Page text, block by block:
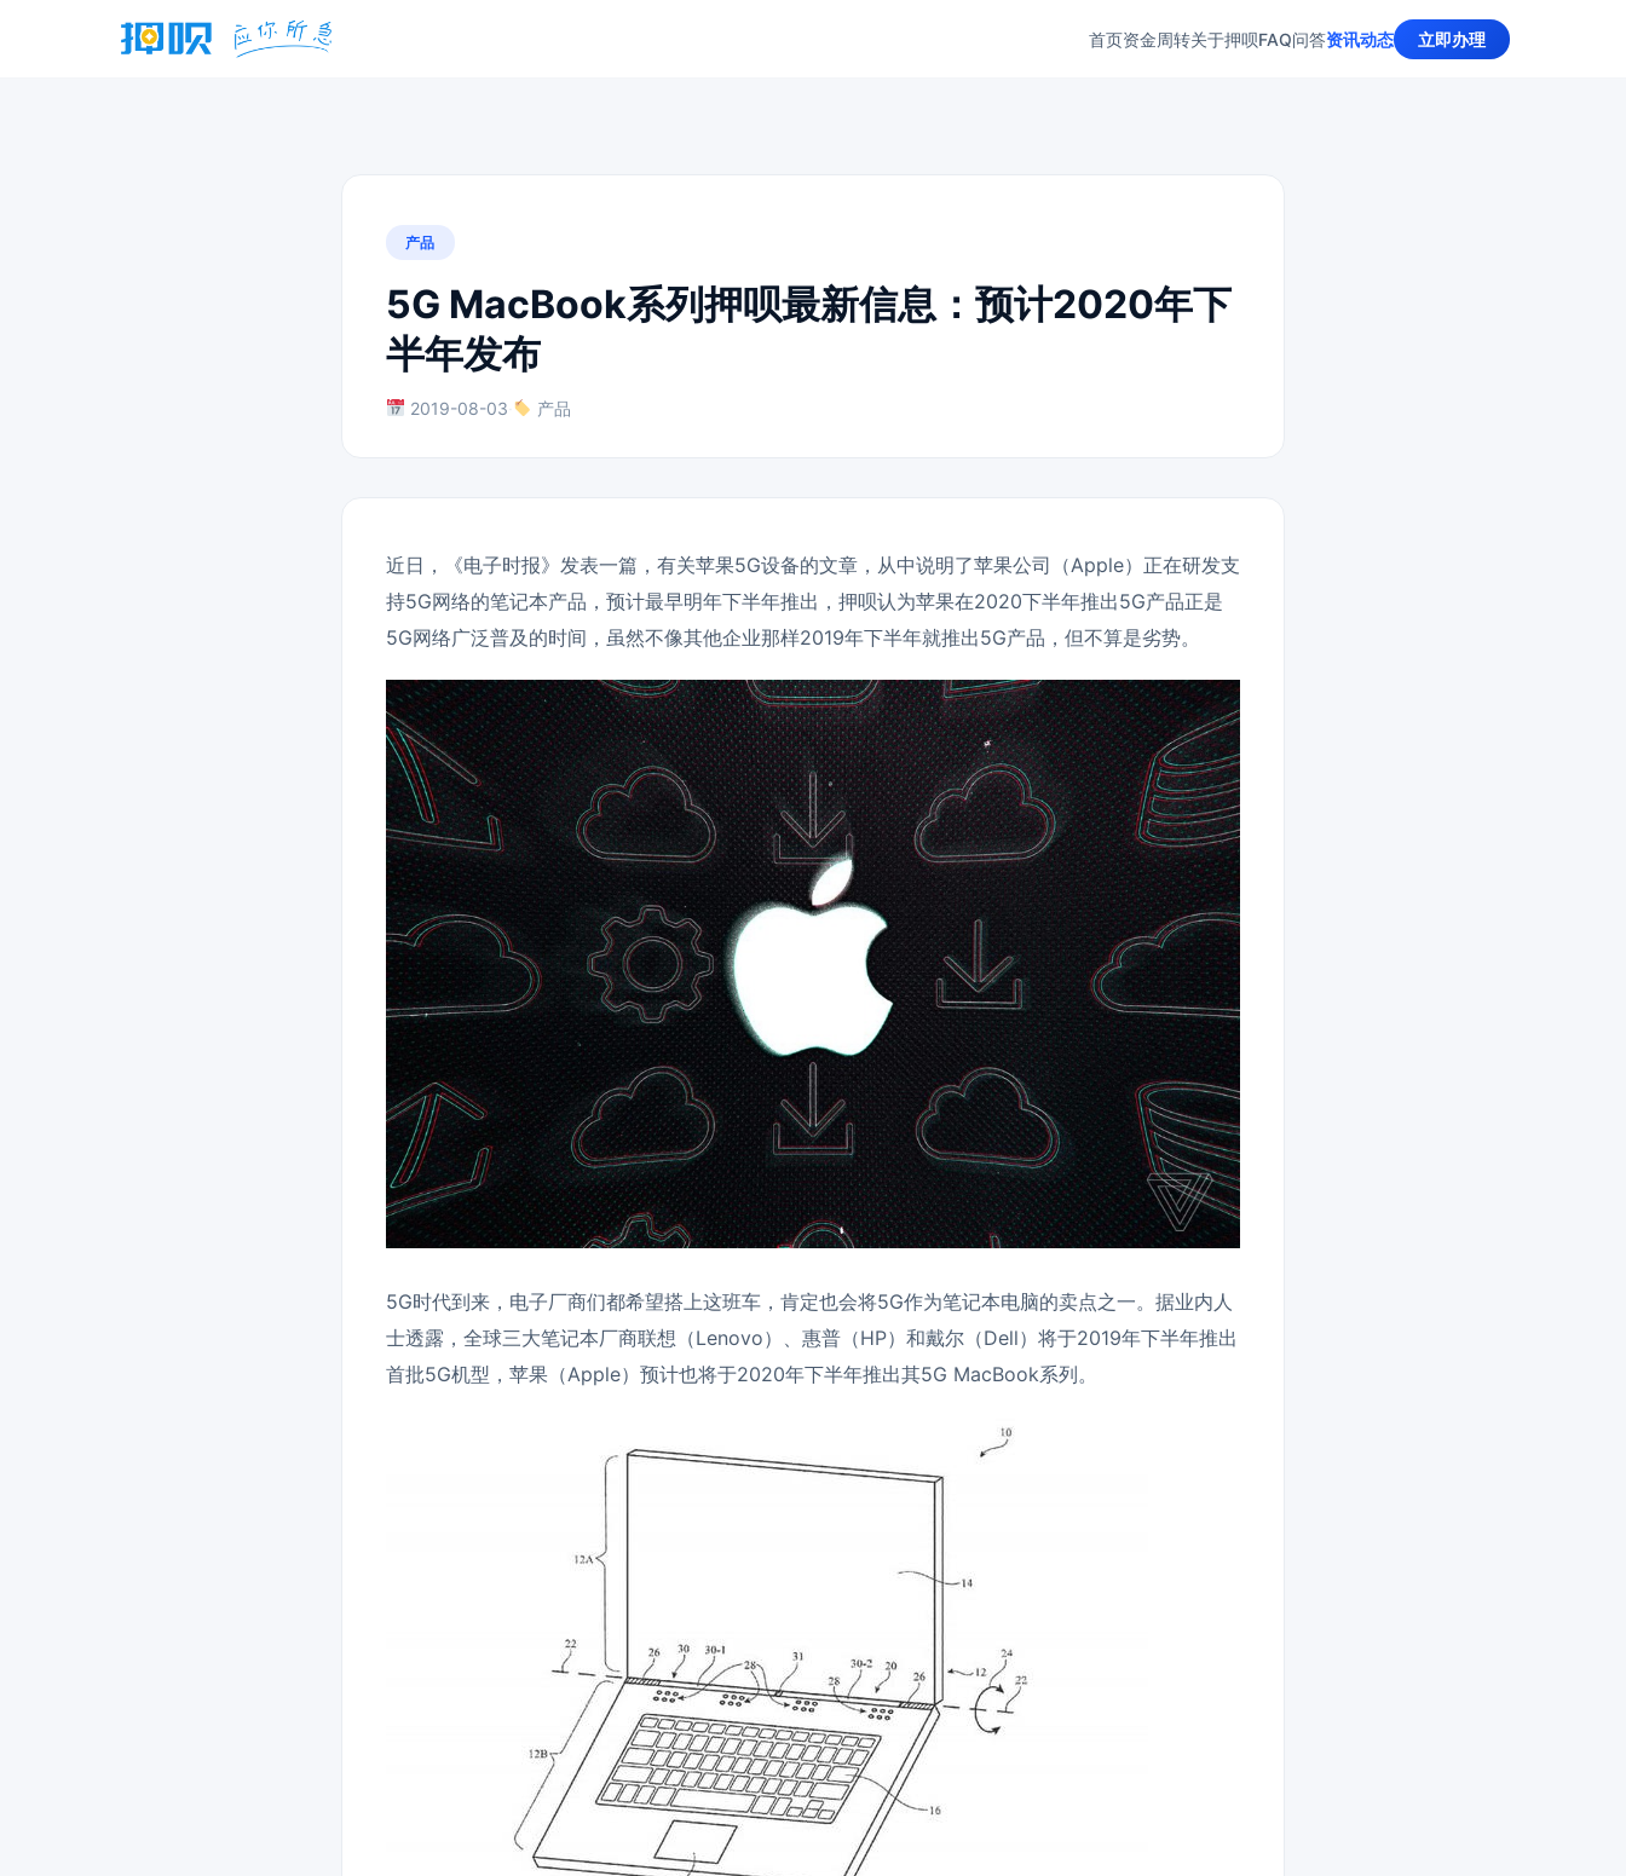
首页资金周转关于押呗FAQ问答资讯动态 立即办理
产品
5G MacBook系列押呗最新信息：预计2020年下
半年发布
2019-08-03 产品
近日，《电子时报》发表一篇，有关苹果5G设备的文章，从中说明了苹果公司（Apple）正在研发支
持5G网络的笔记本产品，预计最早明年下半年推出，押呗认为苹果在2020下半年推出5G产品正是
5G网络广泛普及的时间，虽然不像其他企业那样2019年下半年就推出5G产品，但不算是劣势。
5G时代到来，电子厂商们都希望搭上这班车，肯定也会将5G作为笔记本电脑的卖点之一。据业内人
士透露，全球三大笔记本厂商联想（Lenovo）、惠普（HP）和戴尔（Dell）将于2019年下半年推出
首批5G机型，苹果（Apple）预计也将于2020年下半年推出其5G MacBook系列。